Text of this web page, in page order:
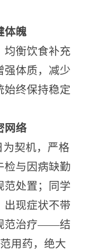
体魄
均衡饮食补充
强体质，减少
始终保持稳定
网络
为契机，严格
检与因病缺勤
范处置；同学
出现症状不带
范治疗——结
用药，绝大